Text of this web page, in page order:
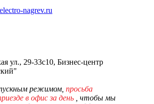
nagrev.ru
ул., 29-33c10, Бизнес-центр
режимом, просьба
в офис за день
, чтобы мы